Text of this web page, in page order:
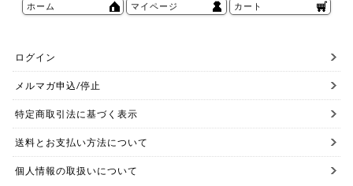
ホーム マイページ カート
ログイン
メルマガ申込/停止
特定商取引法に基づく表示
送料とお支払い方法について
個人情報の取扱いについて